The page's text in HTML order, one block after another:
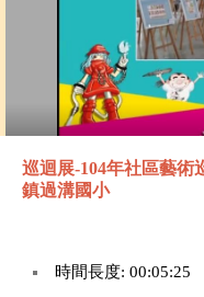
巡迴展-104年社區藝術
鎮過溝國小
時間長度: 00:05:25